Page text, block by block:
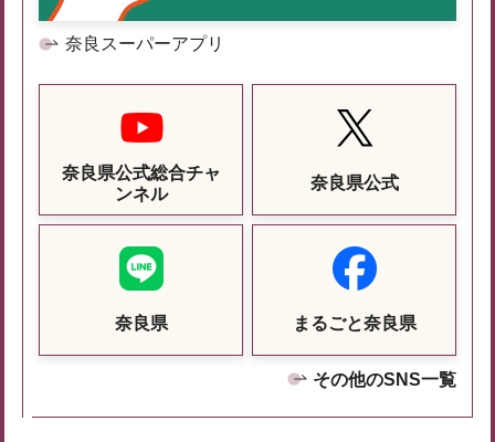
奈良スーパーアプリ
奈良県公式総合チャ
ンネル
奈良県公式
奈良県 まるごと奈良県
その他のSNS一覧